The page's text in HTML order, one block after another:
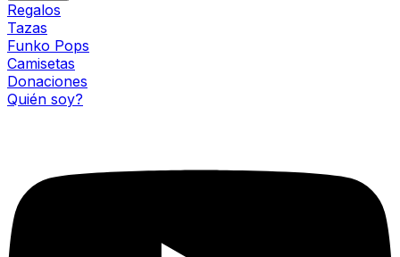
Regalos
Tazas
Funko Pops
Camisetas
Donaciones
Quién soy?